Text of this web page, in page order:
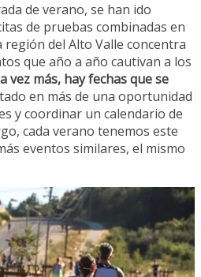
de verano, se han ido
de pruebas combinadas en
región del Alto Valle concentra
que año a año cautivan a los
vez más, hay fechas que se
en más de una oportunidad
y coordinar un calendario de
cada verano tenemos este
eventos similares, el mismo